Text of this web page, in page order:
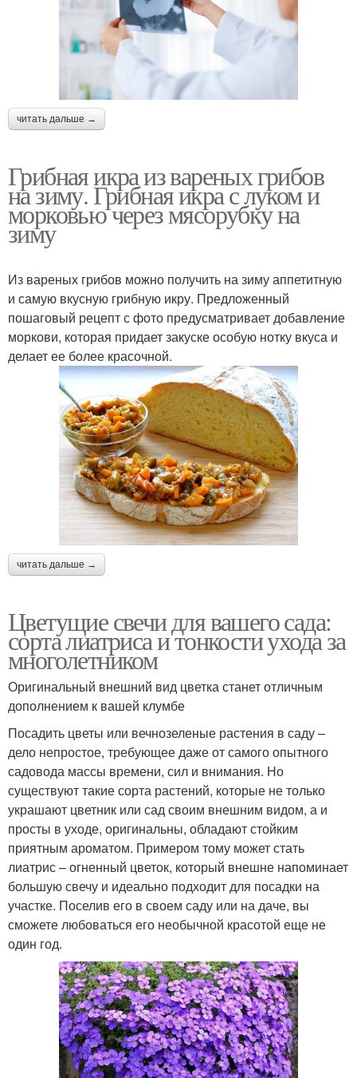
читать дальше →
Грибная икра из вареных грибов
на зиму. Грибная икра с луком и
морковью через мясорубку на
зиму
Из вареных грибов можно получить на зиму аппетитную
и самую вкусную грибную икру. Предложенный
пошаговый рецепт с фото предусматривает добавление
моркови, которая придает закуске особую нотку вкуса и
делает ее более красочной.
читать дальше →
Цветущие свечи для вашего сада:
сорта лиатриса и тонкости ухода за
многолетником
Оригинальный внешний вид цветка станет отличным
дополнением к вашей клумбе
Посадить цветы или вечнозеленые растения в саду –
дело непростое, требующее даже от самого опытного
садовода массы времени, сил и внимания. Но
существуют такие сорта растений, которые не только
украшают цветник или сад своим внешним видом, а и
просты в уходе, оригинальны, обладают стойким
приятным ароматом. Примером тому может стать
лиатрис – огненный цветок, который внешне напоминает
большую свечу и идеально подходит для посадки на
участке. Поселив его в своем саду или на даче, вы
сможете любоваться его необычной красотой еще не
один год.